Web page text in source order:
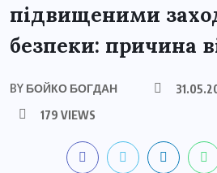
підвищеними
безпеки: причина
BY БОЙКО БОГДАН
179 VIEWS